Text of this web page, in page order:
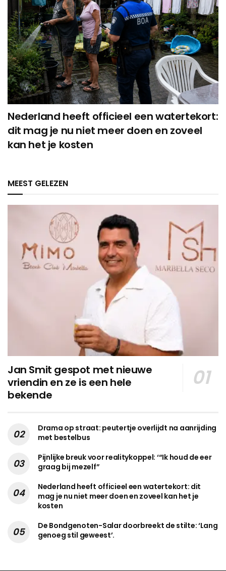
Nederland heeft officieel een watertekort:
dit mag je nu niet meer doen en zoveel
kan het je kosten
MEEST GELEZEN
Jan Smit gespot met nieuwe
vriendin en ze is een hele
bekende
Drama op straat: peutertje overlijdt na aanrijding
met bestelbus
Pijnlijke breuk voor realitykoppel: ‘“Ik houd de eer
graag bij mezelf”
Nederland heeft officieel een watertekort: dit
mag je nu niet meer doen en zoveel kan het je
kosten
De Bondgenoten-Salar doorbreekt de stilte: ‘Lang
genoeg stil geweest’.